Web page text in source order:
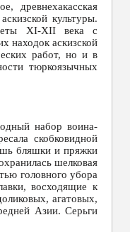
древнехакасская
культуры.
XI-XII века с
находок аскизской
работ, но и в
тюркоязычных
набор воина-
скобковидной
бляшки и пряжки
шелковая
головного убора
восходящие к
агатовых,
Азии. Серьги